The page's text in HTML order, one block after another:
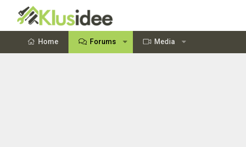
Home Forums Media